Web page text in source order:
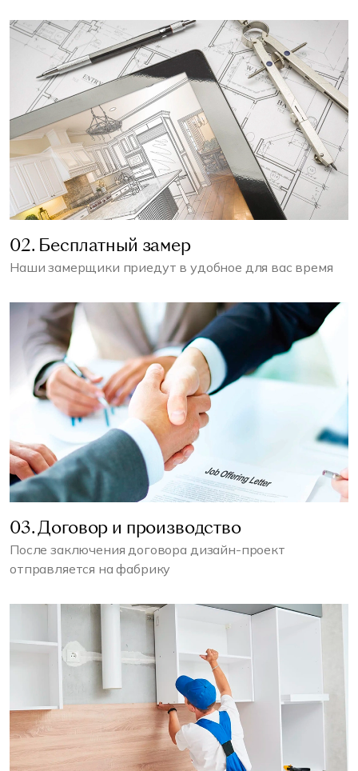
02. Бесплатный замер
Наши замерщики приедут в удобное для вас время
03. Договор и производство
После заключения договора дизайн-проект
отправляется на фабрику